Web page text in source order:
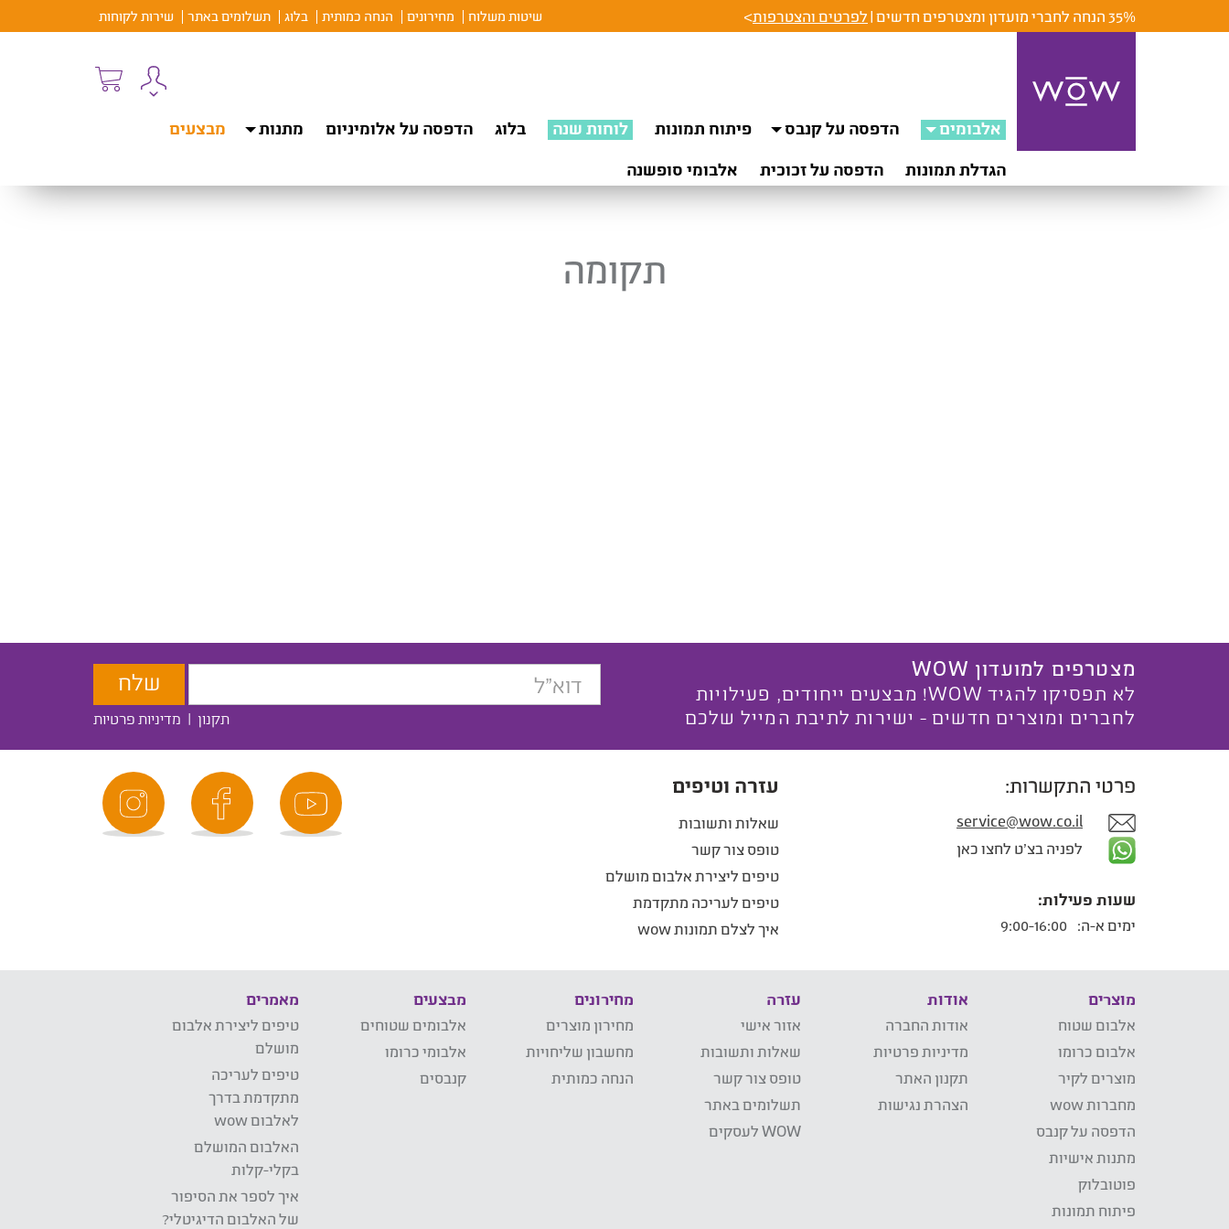
35% הנחה לחברי מועדון ומצטרפים חדשים | לפרטים והצטרפות> שיטות משלוח מחירונים הנחה כמותית בלוג תשלומים באתר שירות לקוחות
אלבומים הדפסה על קנבס פיתוח תמונות לוחות שנה בלוג הדפסה על אלומיניום מתנות
מבצעים
הגדלת תמונות
הדפסה על זכוכית אלבומי סופשנה
תקומה
מצטרפים למועדון WOW
לא תפסיקו להגיד WOW! מבצעים ייחודים, פעילויות
לחברים ומוצרים חדשים - ישירות לתיבת המייל שלכם
תקנון | מדיניות פרטיות
פרטי התקשרות:
service@wow.co.il
לפניה בצ'ט לחצו כאן
שעות פעילות:
ימים א-ה:
עזרה וטיפים
שאלות ותשובות
טופס צור קשר
טיפים ליצירת אלבום מושלם
טיפים לעריכה מתקדמת
איך לצלם תמונות wow
מוצרים
אלבום שטוח
אלבום כרומו
מוצרים לקיר
מחברות wow
הדפסה על קנבס
מתנות אישיות
פוטובלוק
פיתוח תמונות
אודות
אודות החברה
מדיניות פרטיות
תקנון האתר
הצהרת נגישות
עזרה
אזור אישי
שאלות ותשובות
טופס צור קשר
תשלומים באתר
WOW לעסקים
מחירונים
מחירון מוצרים
מחשבון שליחויות
הנחה כמותית
מבצעים
אלבומים שטוחים
אלבומי כרומו
קנבסים
מאמרים
טיפים ליצירת אלבום
מושלם
טיפים לעריכה
מתקדמת בדרך
לאלבום wow
האלבום המושלם
בקלי-קלות
איך לספר את הסיפור
של האלבום הדיגיטלי?